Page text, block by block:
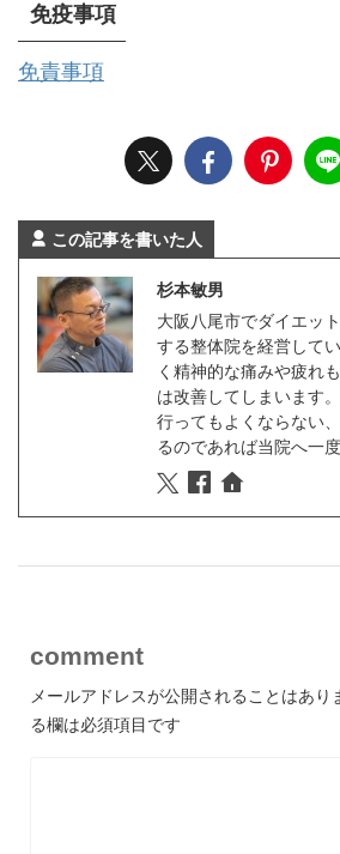
免疫事項
免責事項
この記事を書いた人
杉本敏男
大阪八尾市でダイエッ
する整体院を経営して
く精神的な痛みや疲れ
は改善してしまいます
行ってもよくならない
るのであれば当院へ一
comment
メールアドレスが公開されることはあり
る欄は必須項目です